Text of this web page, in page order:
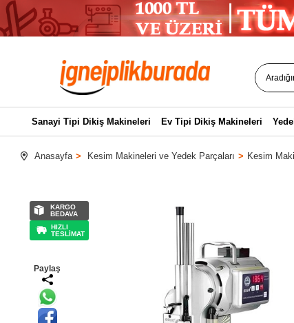
Sanayi Tipi Dikiş Makineleri Ev Tipi Dikiş Makineleri
Anasayfa Kesim Makineleri ve Yedek Parçaları Kesim
KARGO
BEDAVA
HIZLI
TESLİMAT
Paylaş